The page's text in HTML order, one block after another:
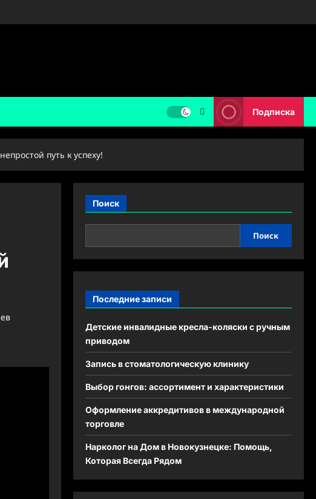
Подписка
путь к успеху!
Поиск
Поиск
Последние записи
Детские инвалидные кресла-коляски с ручным
приводом
Запись в стоматологическую клинику
Выбор гонгов: ассортимент и характеристики
Оформление аккредитивов в международной
торговле
Нарколог на Дом в Новокузнецке: Помощь,
Которая Всегда Рядом